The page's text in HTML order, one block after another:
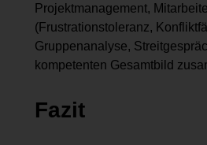
Projektmanagement,
(Frustrationstoleranz,
Gruppenanalyse,
kompetenten Gesamtbild
Fazit